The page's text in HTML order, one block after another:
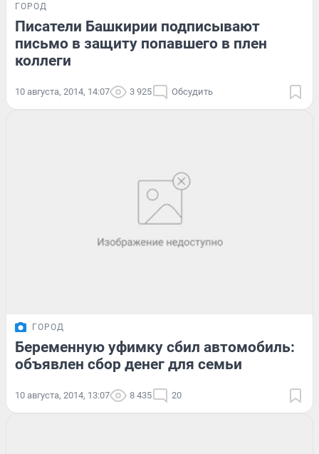
ГОРОД
Писатели Башкирии подписывают
письмо в защиту попавшего в плен
коллеги
10 августа, 2014, 14:07 3 925 Обсудить
ГОРОД
Беременную уфимку сбил автомобиль:
объявлен сбор денег для семьи
10 августа, 2014, 13:07 8 435 20